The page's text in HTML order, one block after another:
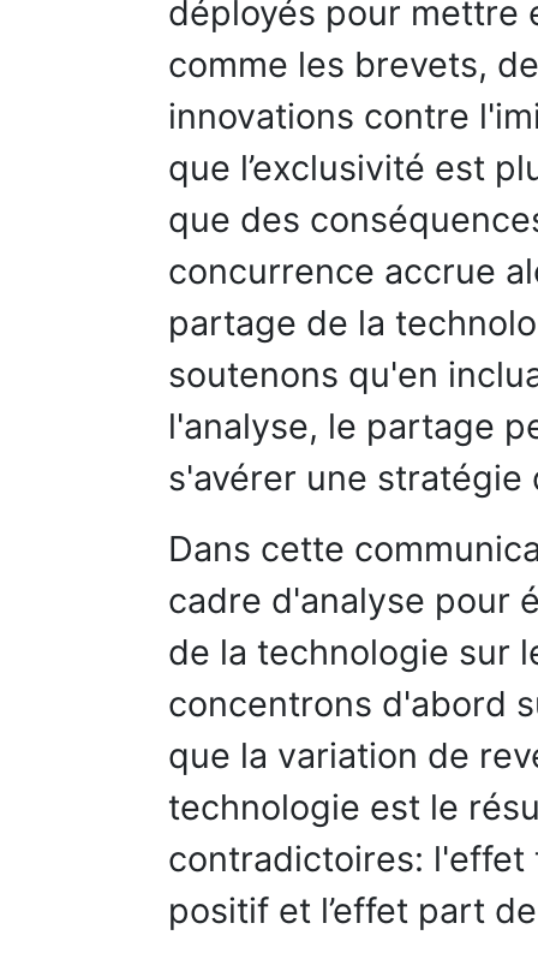
déployés pour mettre
comme les brevets,
innovations contre
que l’exclusivité est
que des
concurrence accrue
partage de la
soutenons qu'en
l'analyse, le partage
s'avérer une stratégie
Dans cette
cadre d'analyse pour
de la technologie sur
concentrons d'abord
que la variation de
technologie est le
contradictoires: l'effet
positif et l’effet part